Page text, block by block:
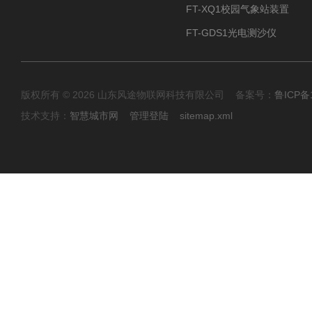
FT-XQ1校园气象站装置
FT-GDS1光电测沙仪
版权所有 © 2026 山东风途物联网科技有限公司 备案号： 鲁ICP
技术支持： 智慧城市网 管理登陆 sitemap.xml